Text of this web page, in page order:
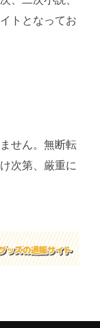
トとなってお
せん。無断転
次第、厳重に